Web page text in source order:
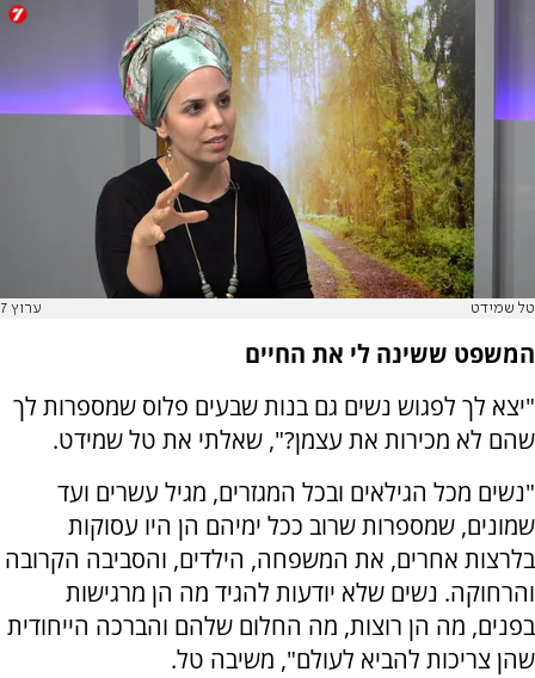
טל שמידט ערוץ 7
המשפט ששינה לי את החיים
"יצא לך לפגוש נשים גם בנות שבעים פלוס שמספרות לך
שהם לא מכירות את עצמן?", שאלתי את טל שמידט.
"נשים מכל הגילאים ובכל המגזרים, מגיל עשרים ועד
שמונים, שמספרות שרוב ככל ימיהם הן היו עסוקות
בלרצות אחרים, את המשפחה, הילדים, והסביבה הקרובה
והרחוקה. נשים שלא יודעות להגיד מה הן מרגישות
בפנים, מה הן רוצות, מה החלום שלהם והברכה הייחודית
שהן צריכות להביא לעולם", משיבה טל.